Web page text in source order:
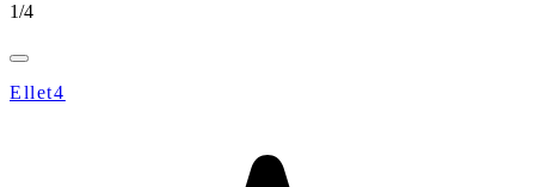
1/4
Ellet4